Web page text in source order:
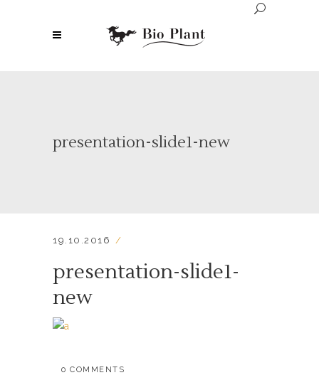
presentation-slide1-new
19.10.2016
presentation-slide1-
new
0 COMMENTS